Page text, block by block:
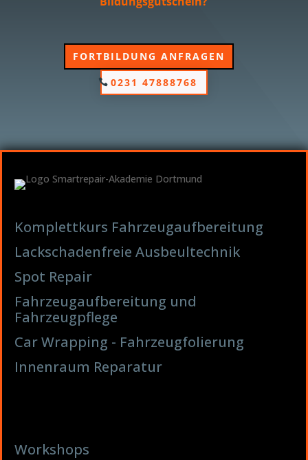
FORTBILDUNG ANFRAGEN
0231 47888768
Komplettkurs Fahrzeugaufbereitung
Lackschadenfreie Ausbeultechnik
Spot Repair
Fahrzeugaufbereitung und
Fahrzeugpflege
Car Wrapping - Fahrzeugfolierung
Innenraum Reparatur
Workshops